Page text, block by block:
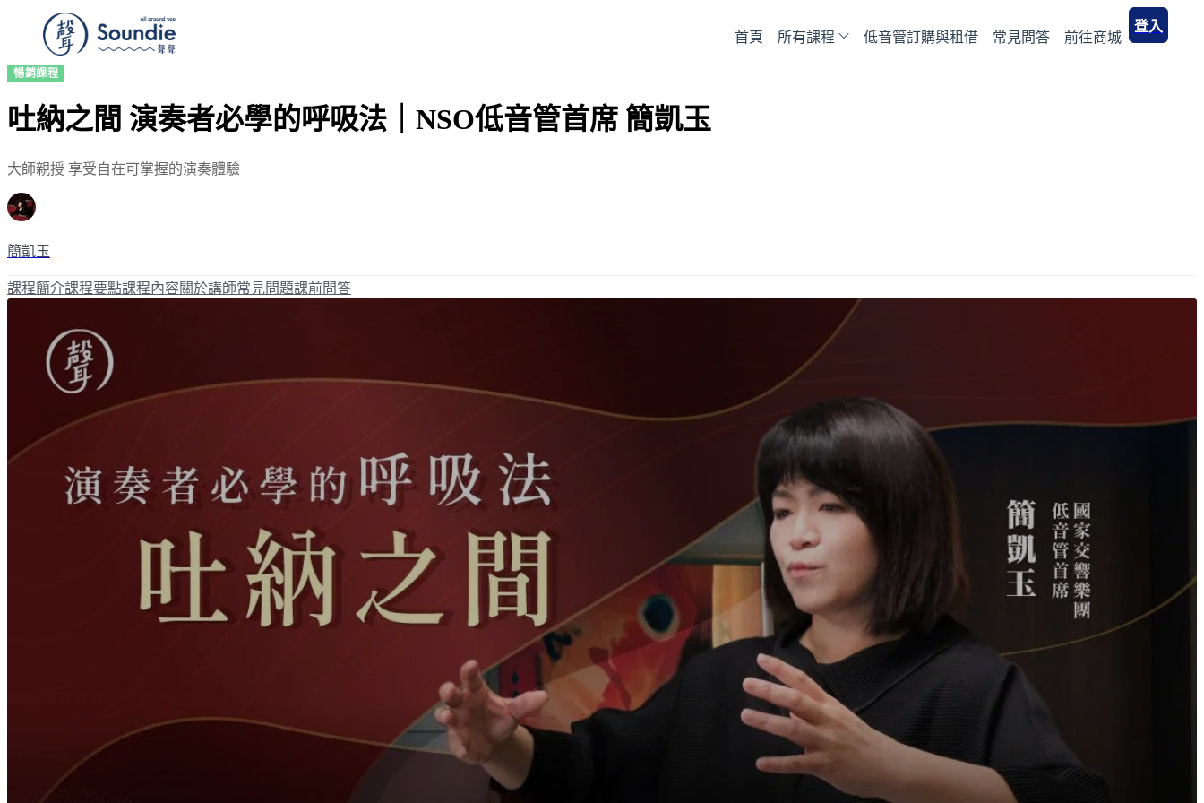
首頁 所有課程 低音管訂購與租借 常見問答 前往商城
登入
暢銷課程
吐納之間 演奏者必學的呼吸法｜NSO低音管首席 簡凱玉
大師親授 享受自在可掌握的演奏體驗
簡凱玉
課程簡介課程要點課程內容關於講師常見問題課前問答